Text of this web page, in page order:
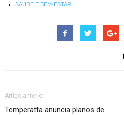
SAÚDE E BEM-ESTAR
Artigo anterior
Temperatta anuncia planos de